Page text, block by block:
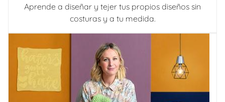
Aprende a diseñar y tejer tus propios diseños sin
costuras y a tu medida.